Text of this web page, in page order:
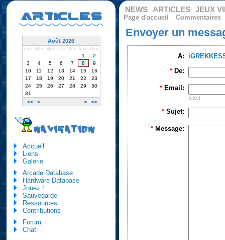
NEWS ARTICLES JEUX
Page d'accueil Commentaires
Envoyer un
A:
* De:
* Email:
site.)
* Sujet:
* Message:
ARTICLES
Août 2026
Lun Mar Mer Jeu Ven Sam Dim
<< < > >>
1
2
3
4 5 6 7 8
9
10
11 12 13 14 15
16
17
18 19 20 21 22
23
24
25 26 27 28 29
30
31
NAVIGATION
Accueil
Liens
Galerie
Arcade Database
Hardware Database
Jouez !
Sauvegarde
Ressources
Contributions
Forum
Chat